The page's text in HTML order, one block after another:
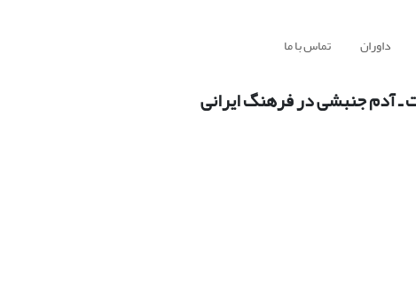
داوران تماس با ما
ـ آدم جنبشی در فرهنگ ایرانی